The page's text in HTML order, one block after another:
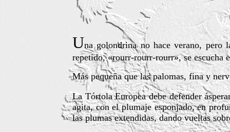
Una golondrina no hace verano, pero
repetido, «rourr-rourr-rourr», se escucha
Más pequeña que las palomas, fina y
La Tórtola Europea debe defender
agita, con el plumaje esponjado, en
las plumas extendidas, dando vueltas